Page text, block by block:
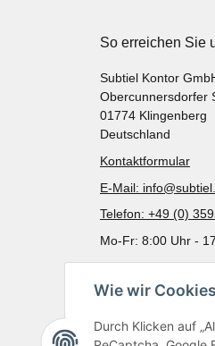
Wie wir
Durch Klicken auf
So erreichen Sie
Subtiel Kontor
Obercunnersdorfer
01774 Klingenberg
Deutschland
Kontaktformular
E-Mail:
Telefon: +49 (0)
Mo-Fr: 8:00 Uhr -